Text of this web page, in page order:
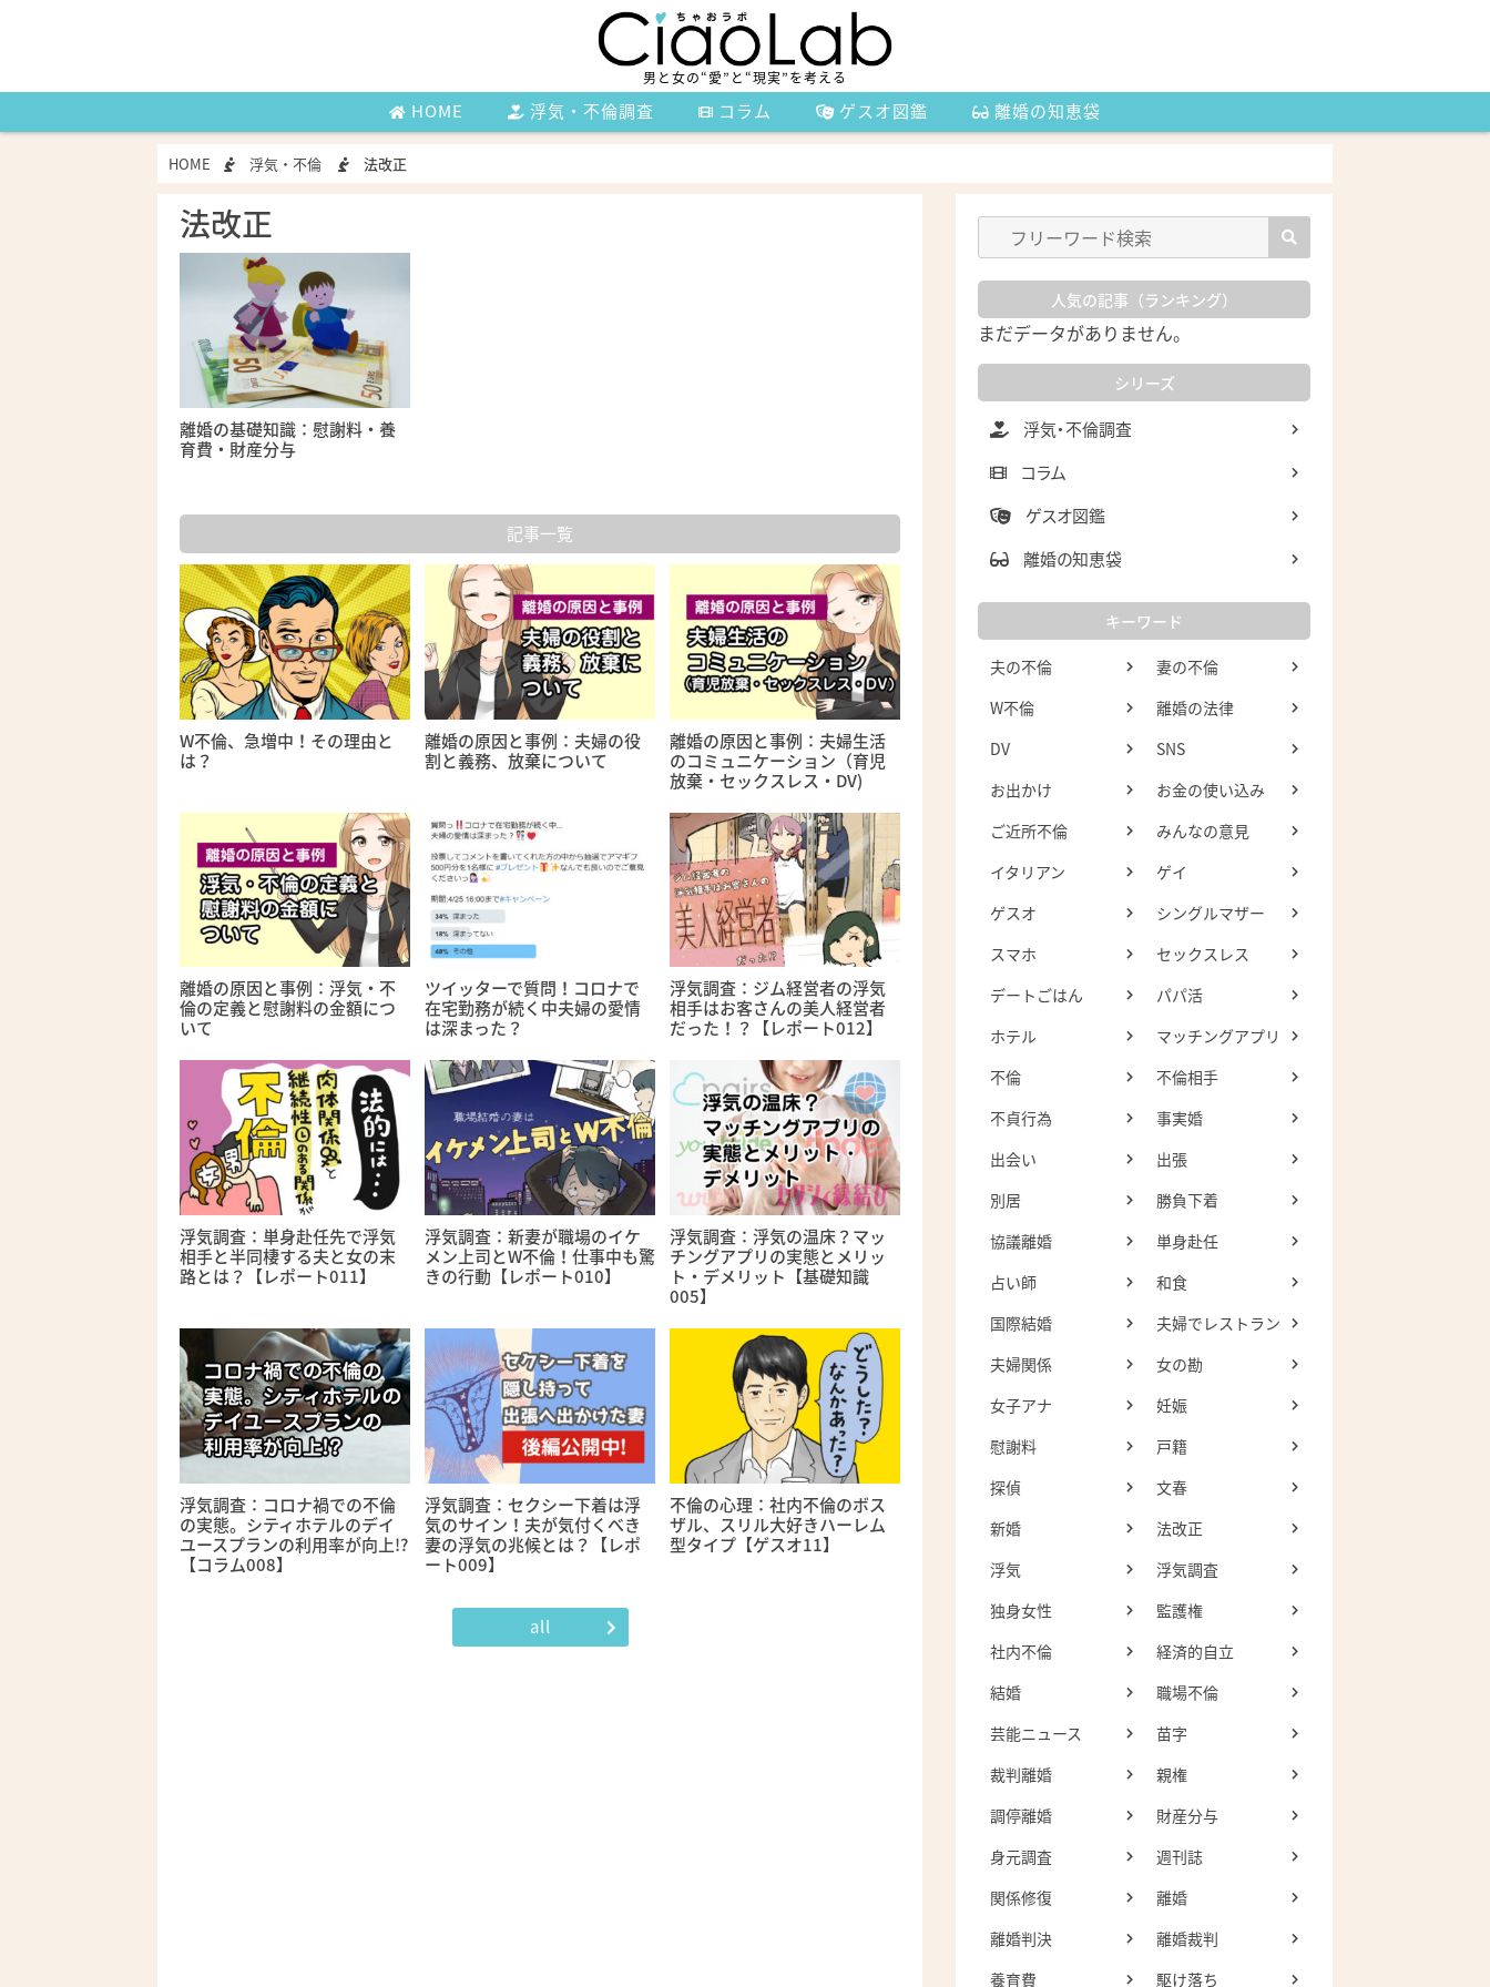
男と女の“愛”と“現実”を考える
HOME 浮気・不倫調査 コラム ゲスオ図鑑 離婚の知恵袋
HOME 浮気・不倫 法改正
法改正
離婚の基礎知識：慰謝料・養
育費・財産分与
記事一覧
W不倫、急増中！その理由と
は？
離婚の原因と事例：夫婦の役
割と義務、放棄について
離婚の原因と事例：夫婦生活
のコミュニケーション（育児
放棄・セックスレス・DV)
離婚の原因と事例：浮気・不
倫の定義と慰謝料の金額につ
いて
ツイッターで質問！コロナで
在宅勤務が続く中夫婦の愛情
は深まった？
浮気調査：ジム経営者の浮気
相手はお客さんの美人経営者
だった！？【レポート012】
浮気調査：単身赴任先で浮気
相手と半同棲する夫と女の末
路とは？【レポート011】
浮気調査：新妻が職場のイケ
メン上司とW不倫！仕事中も驚
きの行動【レポート010】
浮気調査：浮気の温床？マッ
チングアプリの実態とメリッ
ト・デメリット【基礎知識
005】
浮気調査：コロナ禍での不倫
の実態。シティホテルのデイ
ユースプランの利用率が向上!?
【コラム008】
浮気調査：セクシー下着は浮
気のサイン！夫が気付くべき
妻の浮気の兆候とは？【レポ
ート009】
不倫の心理：社内不倫のボス
ザル、スリル大好きハーレム
型タイプ【ゲスオ11】
all
人気の記事（ランキング）
まだデータがありません。
シリーズ
浮気・不倫調査
コラム
ゲスオ図鑑
離婚の知恵袋
キーワード
夫の不倫
妻の不倫
W不倫
離婚の法律
DV
SNS
お出かけ
お金の使い込み
ご近所不倫
みんなの意見
イタリアン
ゲイ
ゲスオ
シングルマザー
スマホ
セックスレス
デートごはん
パパ活
ホテル
マッチングアプリ
不倫
不倫相手
不貞行為
事実婚
出会い
出張
別居
勝負下着
協議離婚
単身赴任
占い師
和食
国際結婚
夫婦でレストラン
夫婦関係
女の勘
女子アナ
妊娠
慰謝料
戸籍
探偵
文春
新婚
法改正
浮気
浮気調査
独身女性
監護権
社内不倫
経済的自立
結婚
職場不倫
芸能ニュース
苗字
裁判離婚
親権
調停離婚
財産分与
身元調査
週刊誌
関係修復
離婚
離婚判決
離婚裁判
養育費
駆け落ち